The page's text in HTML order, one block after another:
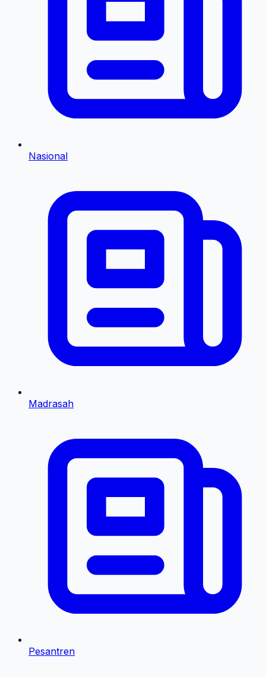
Nasional
Madrasah
Pesantren